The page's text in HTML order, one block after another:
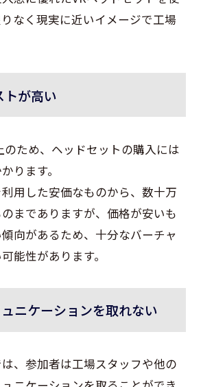
なく現実に近いイメージで工場
トが高い
のため、ヘッドセットの購入には
ります。
用した安価なものから、数十万
までありますが、価格が安いも
向があるため、十分なバーチャ
能性があります。
ニケーションを取れない
、参加者は工場スタッフや他の